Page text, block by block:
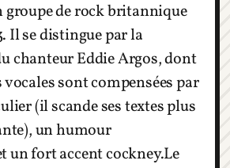
groupe de rock britannique
Il se distingue par la
chanteur Eddie Argos, dont
sont compensées par
(il scande ses textes plus
un humour
un fort accent cockney.Le